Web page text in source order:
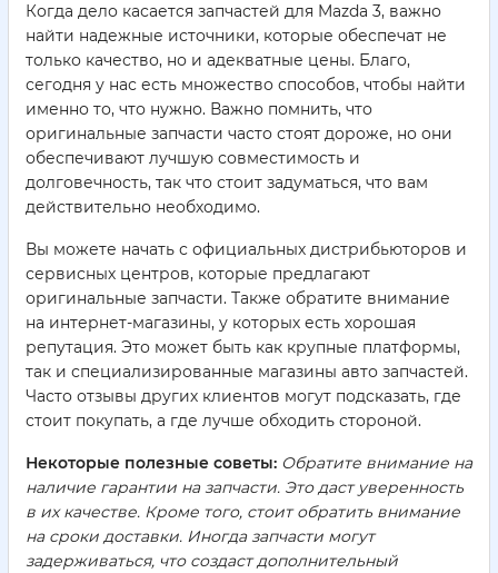
Когда дело касается запчастей для Mazda 3, важно
найти надежные источники, которые обеспечат не
только качество, но и адекватные цены. Благо,
сегодня у нас есть множество способов, чтобы найти
именно то, что нужно. Важно помнить, что
оригинальные запчасти часто стоят дороже, но они
обеспечивают лучшую совместимость и
долговечность, так что стоит задуматься, что вам
действительно необходимо.
Вы можете начать с официальных дистрибьюторов и
сервисных центров, которые предлагают
оригинальные запчасти. Также обратите внимание
на интернет-магазины, у которых есть хорошая
репутация. Это может быть как крупные платформы,
так и специализированные магазины авто запчастей.
Часто отзывы других клиентов могут подсказать, где
стоит покупать, а где лучше обходить стороной.
Некоторые полезные советы: Обратите внимание на
наличие гарантии на запчасти. Это даст уверенность
в их качестве. Кроме того, стоит обратить внимание
на сроки доставки. Иногда запчасти могут
задерживаться, что создаст дополнительный